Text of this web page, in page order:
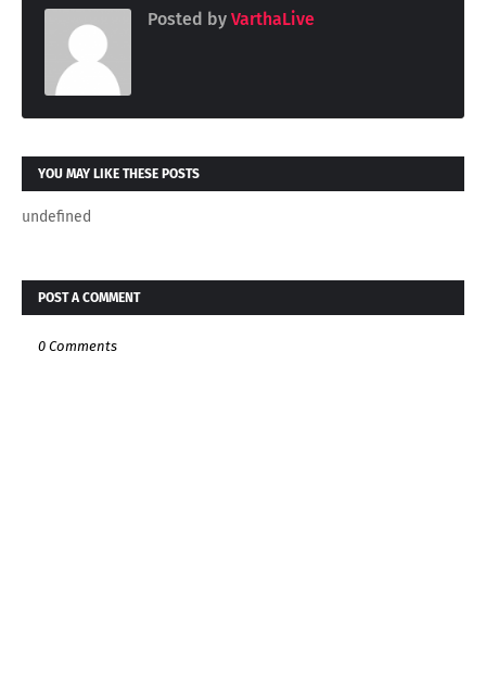
Posted by VarthaLive
YOU MAY LIKE THESE POSTS
undefined
POST A COMMENT
0 Comments